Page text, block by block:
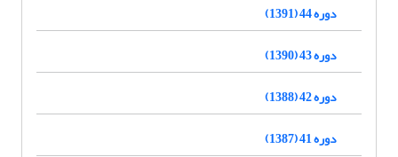
دوره 44 (1391)
دوره 43 (1390)
دوره 42 (1388)
دوره 41 (1387)